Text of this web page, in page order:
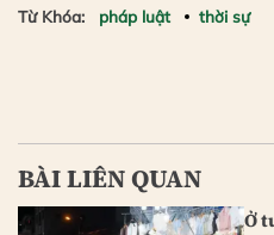
Từ Khóa: pháp luật thời sự
BÀI LIÊN QUAN
Ở